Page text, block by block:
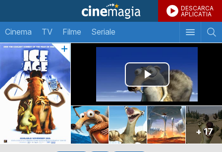
DESCARCA
APLICATIA
Cinema TV Filme Seriale
+ 17